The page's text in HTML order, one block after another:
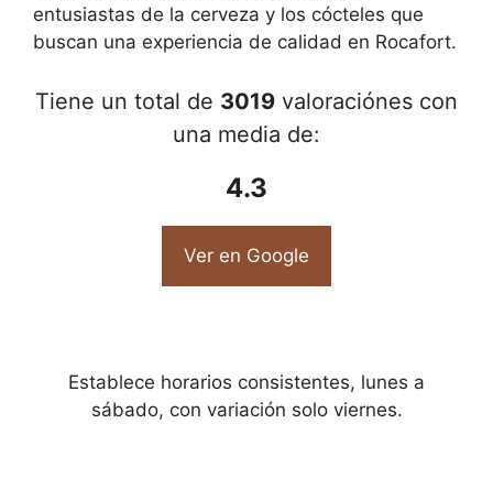
entusiastas de la cerveza y los cócteles que
buscan una experiencia de calidad en Rocafort.
Tiene un total de 3019 valoraciónes con
una media de:
4.3
Ver en Google
Establece horarios consistentes, lunes a
sábado, con variación solo viernes.